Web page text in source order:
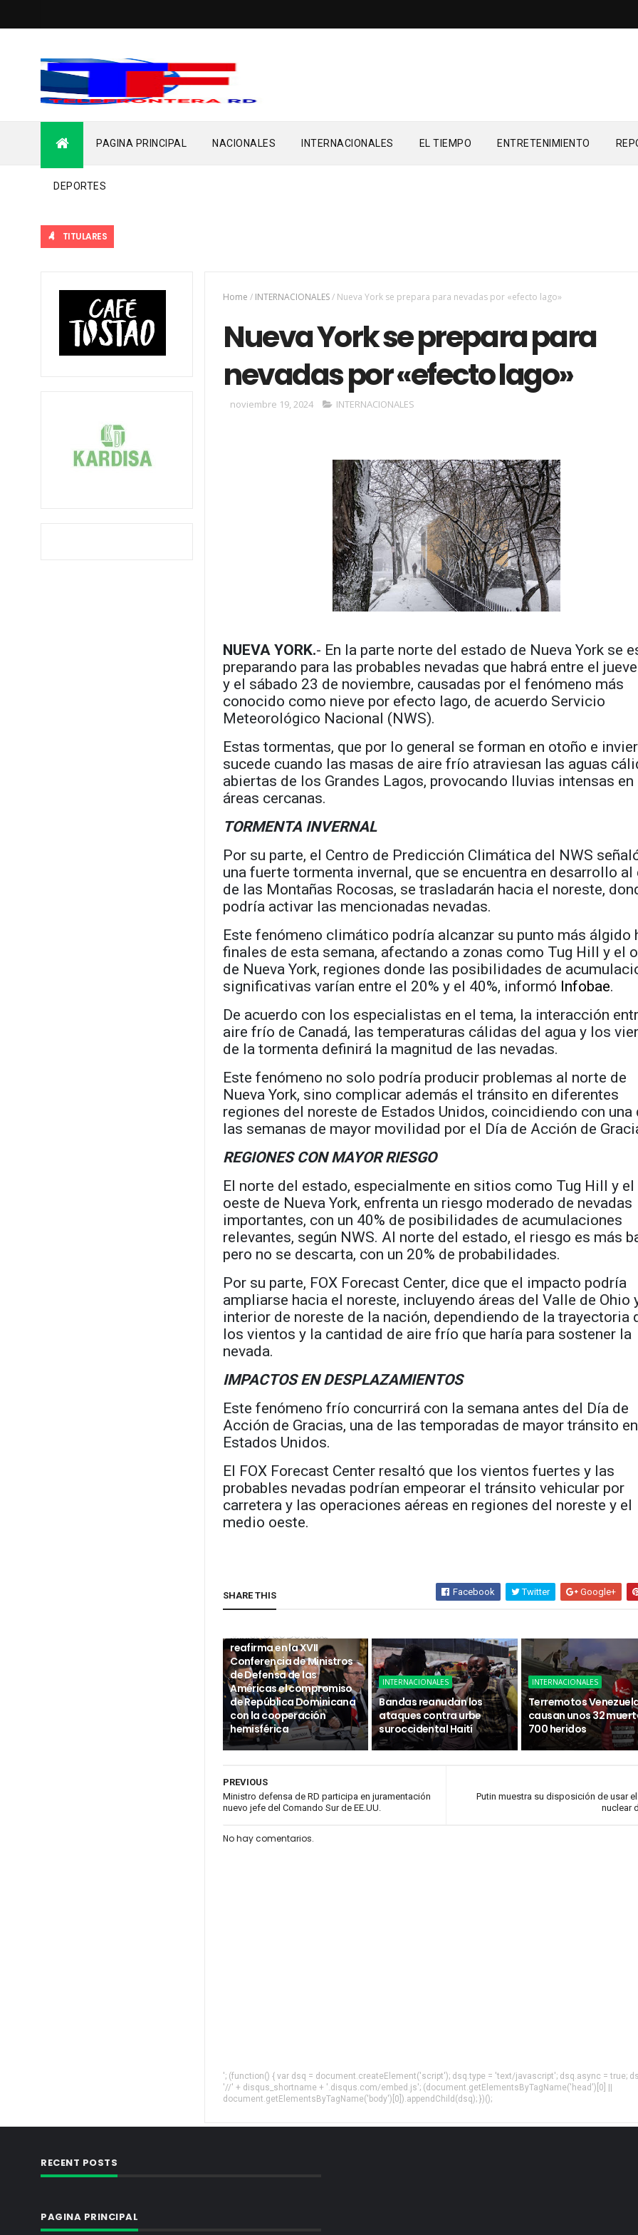
PAGINA PRINCIPAL NACIONALES INTERNACIONALES EL TIEMPO ENTRETENIMIENTO
DEPORTES
TITULARES
Home / INTERNACIONALES/ Nueva York se prepara para nevadas por «efecto lago»
Nueva York se prepara para
nevadas por «efecto lago»
noviembre 19, 2024 INTERNACIONALES
NUEVA YORK.- En la parte norte del estado de Nueva York se
preparando para las probables nevadas que habrá entre el
y el sábado 23 de noviembre, causadas por el fenómeno más
conocido como nieve por efecto lago, de acuerdo Servicio
Meteorológico Nacional (NWS).
Estas tormentas, que por lo general se forman en otoño e
sucede cuando las masas de aire frío atraviesan las aguas
abiertas de los Grandes Lagos, provocando lluvias intensas en
áreas cercanas.
TORMENTA INVERNAL
Por su parte, el Centro de Predicción Climática del NWS
una fuerte tormenta invernal, que se encuentra en desarrollo al
de las Montañas Rocosas, se trasladarán hacia el noreste,
podría activar las mencionadas nevadas.
Este fenómeno climático podría alcanzar su punto más álgido
finales de esta semana, afectando a zonas como Tug Hill y el
de Nueva York, regiones donde las posibilidades de
significativas varían entre el 20% y el 40%, informó Infobae.
De acuerdo con los especialistas en el tema, la interacción
aire frío de Canadá, las temperaturas cálidas del agua y los
de la tormenta definirá la magnitud de las nevadas.
Este fenómeno no solo podría producir problemas al norte de
Nueva York, sino complicar además el tránsito en diferentes
regiones del noreste de Estados Unidos, coincidiendo con una
las semanas de mayor movilidad por el Día de Acción de
REGIONES CON MAYOR RIESGO
El norte del estado, especialmente en sitios como Tug Hill y el
oeste de Nueva York, enfrenta un riesgo moderado de nevadas
importantes, con un 40% de posibilidades de acumulaciones
relevantes, según NWS. Al norte del estado, el riesgo es más
pero no se descarta, con un 20% de probabilidades.
Por su parte, FOX Forecast Center, dice que el impacto podría
ampliarse hacia el noreste, incluyendo áreas del Valle de Ohio
interior de noreste de la nación, dependiendo de la trayectoria
los vientos y la cantidad de aire frío que haría para sostener la
nevada.
IMPACTOS EN DESPLAZAMIENTOS
Este fenómeno frío concurrirá con la semana antes del Día de
Acción de Gracias, una de las temporadas de mayor tránsito en
Estados Unidos.
El FOX Forecast Center resaltó que los vientos fuertes y las
probables nevadas podrían empeorar el tránsito vehicular por
carretera y las operaciones aéreas en regiones del noreste y el
medio oeste.
SHARE THIS Facebook Twitter Google+
Ministro de Defensa
reafirma en la XVII
Conferencia de Ministros
de Defensa de las
Américas el compromiso
de República Dominicana
con la cooperación
hemisférica
INTERNACIONALES
Bandas reanudan los
ataques contra urbe
suroccidental Haití
INTERNACIONALES
Terremotos
causan unos 32
700 heridos
Putin muestra su disposición de usar el
nuclear
PREVIOUS
Ministro defensa de RD participa en juramentación
nuevo jefe del Comando Sur de EE.UU.
No hay comentarios.
'; (function() { var dsq = document.createElement('script'); dsq.type = 'text/javascript'; dsq.async = true;
'//' + disqus_shortname + '.disqus.com/embed.js'; (document.getElementsByTagName('head')[0] ||
document.getElementsByTagName('body')[0]).appendChild(dsq); })();
RECENT POSTS
PAGINA PRINCIPAL